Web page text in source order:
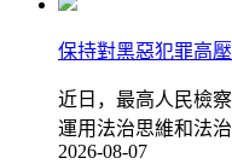
保持對黑惡犯罪高
近日，最高人民檢
運用法治思維和法
2026-08-07